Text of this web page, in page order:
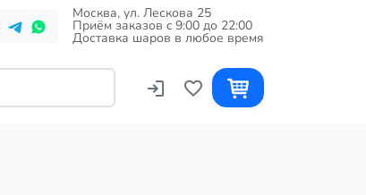
Москва, ул. Лескова 25
Приём заказов c 9:00 до 22:00
Доставка шаров в любое время